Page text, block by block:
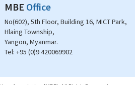
MBE Office
No(602), 5th Floor, Building 16, MICT Park,
Hlaing Township,
Yangon, Myanmar.
Tel: +95 (0)9 420069902